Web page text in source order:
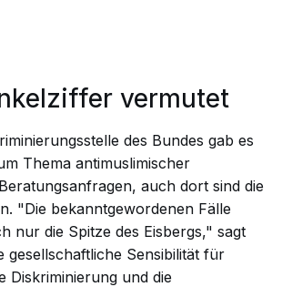
vermutet
des Bundes gab es
Thema antimuslimischer
auch dort sind die
"Die bekanntgewordenen Fälle
nur die Spitze des Eisbergs," sagt
gesellschaftliche Sensibilität für
Diskriminierung und die